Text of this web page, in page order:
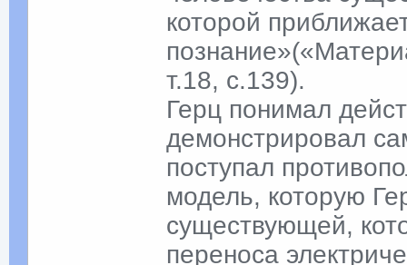
которой
т.18, с.139).
Герц понимал
демонстрировал
поступал
модель, которую
существующей,
переноса